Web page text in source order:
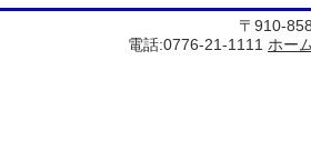
〒910-
電話:0776-21-1111 ホー